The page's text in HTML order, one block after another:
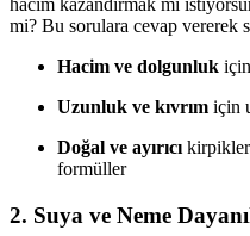
hacim kazandırmak mı
mi? Bu sorulara cevap vererek
Hacim ve dolgunluk
Uzunluk ve kıvrım için
Doğal ve ayırıcı
formüller
2. Suya ve Neme